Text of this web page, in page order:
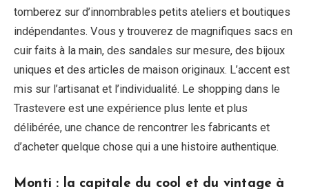
tomberez sur d’innombrables petits ateliers et boutiques
indépendantes. Vous y trouverez de magnifiques sacs en
cuir faits à la main, des sandales sur mesure, des bijoux
uniques et des articles de maison originaux. L’accent est
mis sur l’artisanat et l’individualité. Le shopping dans le
Trastevere est une expérience plus lente et plus
délibérée, une chance de rencontrer les fabricants et
d’acheter quelque chose qui a une histoire authentique.
Monti : la capitale du cool et du vintage à